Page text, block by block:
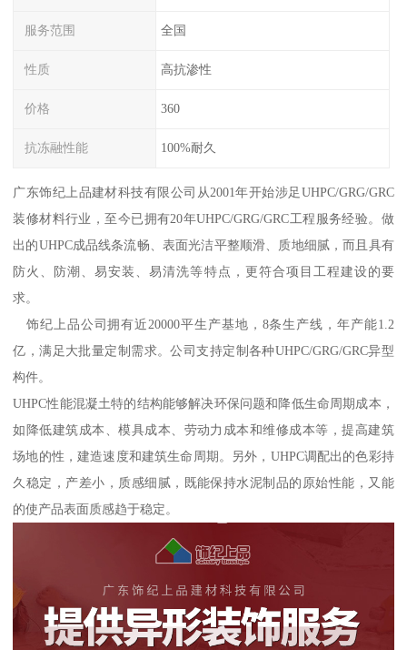
服务范围 全国
性质 高抗渗性
价格 360
抗冻融性能 100%耐久
广东饰纪上品建材科技有限公司从2001年开始涉足UHPC/GRG/GRC
装修材料行业，至今已拥有20年UHPC/GRG/GRC工程服务经验。做
出的UHPC成品线条流畅、表面光洁平整顺滑、质地细腻，而且具有
防火、防潮、易安装、易清洗等特点，更符合项目工程建设的要
求。
饰纪上品公司拥有近20000平生产基地，8条生产线，年产能1.2
亿，满足大批量定制需求。公司支持定制各种UHPC/GRG/GRC异型
构件。
UHPC性能混凝土特的结构能够解决环保问题和降低生命周期成本，
如降低建筑成本、模具成本、劳动力成本和维修成本等，提高建筑
场地的性，建造速度和建筑生命周期。另外，UHPC调配出的色彩持
久稳定，产差小，质感细腻，既能保持水泥制品的原始性能，又能
的使产品表面质感趋于稳定。